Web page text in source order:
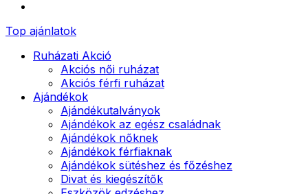
Top ajánlatok
Ruházati Akció
Akciós női ruházat
Akciós férfi ruházat
Ajándékok
Ajándékutalványok
Ajándékok az egész családnak
Ajándékok nőknek
Ajándékok férfiaknak
Ajándékok sütéshez és főzéshez
Divat és kiegészítők